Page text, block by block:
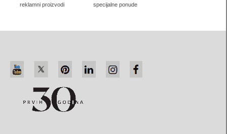
originalne kutije za nakit
specijalna ambalaža
reklamni proizvodi
specijalne ponude